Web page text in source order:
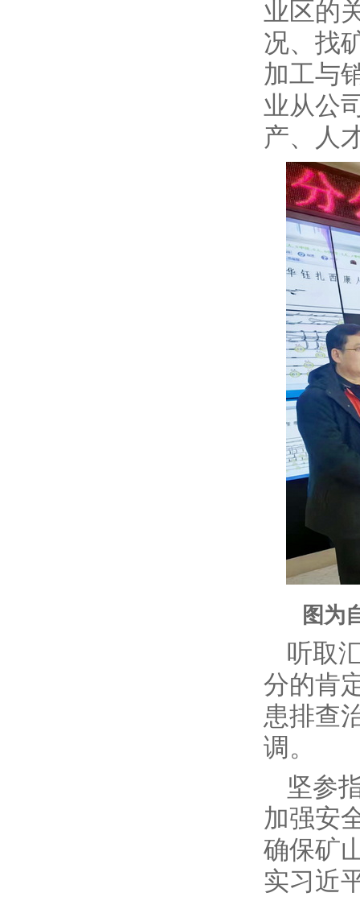
业区的
况、找
加工与
业从公
产、人
图为
听取
分的肯
患排查
调。
坚参
加强安
确保矿
实习近